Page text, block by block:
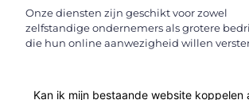
Onze diensten zijn geschikt voor zowel
zelfstandige ondernemers als grotere
die hun online aanwezigheid willen
Kan ik mijn bestaande website koppelen